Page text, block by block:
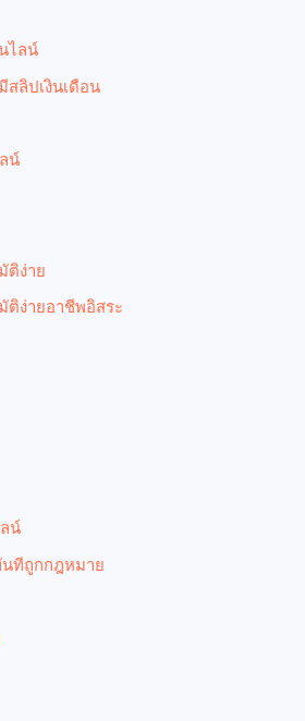
ไลน์
ลิปเงินเดือน
น์
ติง่าย
ติง่ายอาชีพอิสระ
น์
ทีถูกกฎหมาย